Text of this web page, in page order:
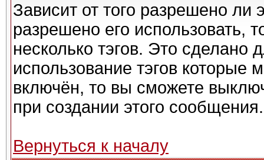
Зависит от того разрешено ли
разрешено его использовать,
несколько тэгов. Это сделано
использование тэгов которые
включён, то вы сможете
при создании этого сообщения.
Вернуться к началу